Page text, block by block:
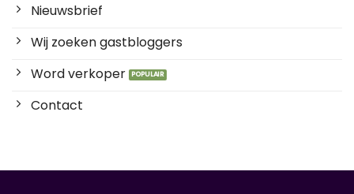
Nieuwsbrief
Wij zoeken gastbloggers
Word verkoper
Contact